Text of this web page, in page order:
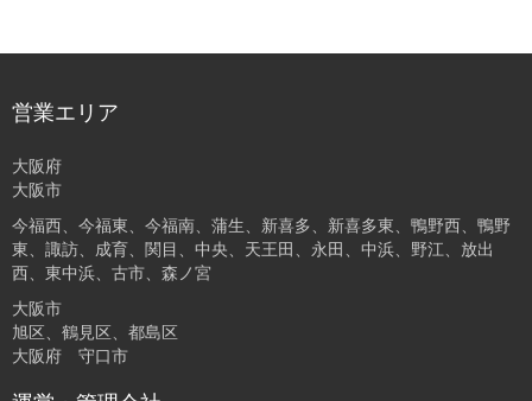
営業エリア
大阪府
大阪市
今福西、今福東、今福南、蒲生、新喜多、新喜多東、鴨野西、鴨野
東、諏訪、成育、関目、中央、天王田、永田、中浜、野江、放出
西、東中浜、古市、森ノ宮
大阪市
旭区、鶴見区、都島区
大阪府 守口市